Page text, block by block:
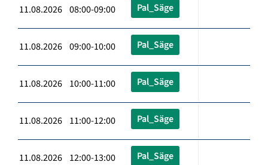
11.08.2026 08:00-09:00 Pal_Säge
11.08.2026 09:00-10:00 Pal_Säge
11.08.2026 10:00-11:00 Pal_Säge
11.08.2026 11:00-12:00 Pal_Säge
11.08.2026 12:00-13:00 Pal_Säge